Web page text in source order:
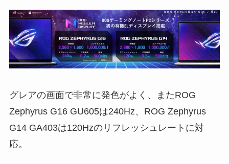
グレアの画面で非常に発色がよく、またROG
Zephyrus G16 GU605は240Hz、ROG Zephyrus
G14 GA403は120Hzのリフレッシュレートに対
応。